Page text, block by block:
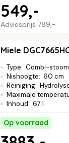
Adviesprijs 789,-
549,-
Miele
Type: Combi-
Nishoogte: 60 cm
Reiniging:
Maximale
Inhoud: 67 l
Op voorraad